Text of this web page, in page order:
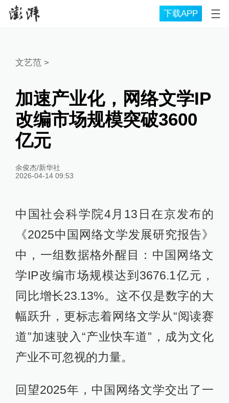
下载APP
文艺范>
加速产业化，网络文学IP
改编市场规模突破3600
亿元
余俊杰/新华社
2026-04-14 09:53
中国社会科学院4月13日在京发布的
《2025中国网络文学发展研究报告》
中，一组数据格外醒目：中国网络文
学IP改编市场规模达到3676.1亿元，
同比增长23.13%。这不仅是数字的大
幅跃升，更标志着网络文学从“阅读赛
道”加速驶入“产业快车道”，成为文化
产业不可忽视的力量。
回望2025年，中国网络文学交出了一